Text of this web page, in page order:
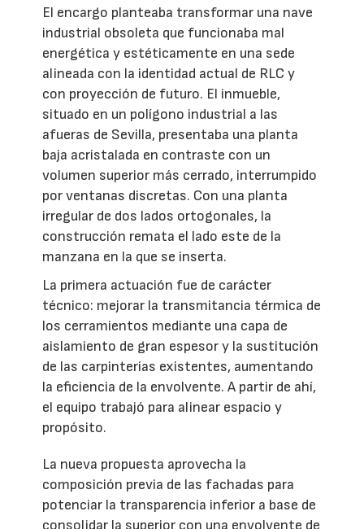
El encargo planteaba transformar una nave
industrial obsoleta que funcionaba mal
energética y estéticamente en una sede
alineada con la identidad actual de RLC y
con proyección de futuro. El inmueble,
situado en un polígono industrial a las
afueras de Sevilla, presentaba una planta
baja acristalada en contraste con un
volumen superior más cerrado, interrumpido
por ventanas discretas. Con una planta
irregular de dos lados ortogonales, la
construcción remata el lado este de la
manzana en la que se inserta.
La primera actuación fue de carácter
técnico: mejorar la transmitancia térmica de
los cerramientos mediante una capa de
aislamiento de gran espesor y la sustitución
de las carpinterías existentes, aumentando
la eficiencia de la envolvente. A partir de ahí,
el equipo trabajó para alinear espacio y
propósito.
La nueva propuesta aprovecha la
composición previa de las fachadas para
potenciar la transparencia inferior a base de
consolidar la superior con una envolvente de